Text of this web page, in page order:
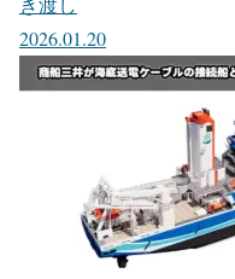
2026.01.20